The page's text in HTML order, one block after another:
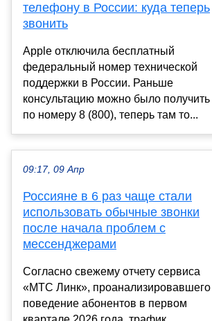
телефону в России: куда теперь
звонить
Apple отключила бесплатный
федеральный номер технической
поддержки в России. Раньше
консультацию можно было получить
по номеру 8 (800), теперь там то...
09:17, 09 Апр
Россияне в 6 раз чаще стали
использовать обычные звонки
после начала проблем с
мессенджерами
Согласно свежему отчету сервиса
«МТС Линк», проанализировавшего
поведение абонентов в первом